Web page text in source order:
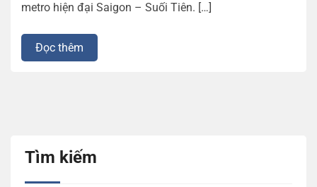
metro hiện đại Saigon – Suối Tiên. […]
Đọc thêm
Tìm kiếm